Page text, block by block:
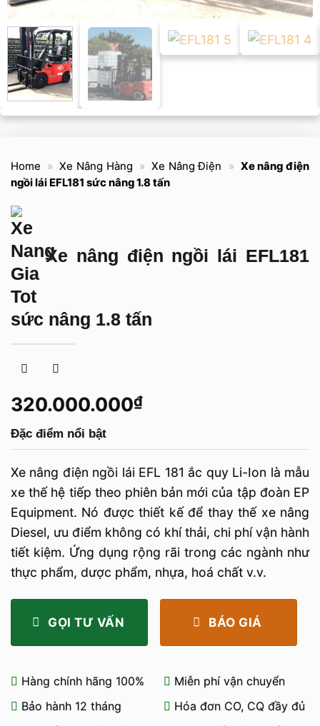
Home » Xe Nâng Hàng » Xe Nâng Điện » Xe nâng điện
ngồi lái EFL181 sức nâng 1.8 tấn
Xe nâng điện ngồi lái EFL181
sức nâng 1.8 tấn
320.000.000₫
Đặc điểm nổi bật
Xe nâng điện ngồi lái EFL 181 ắc quy Li-Ion là mẫu
xe thế hệ tiếp theo phiên bản mới của tập đoàn EP
Equipment. Nó được thiết kế để thay thế xe nâng
Diesel, ưu điểm không có khí thải, chi phí vận hành
tiết kiệm. Ứng dụng rộng rãi trong các ngành như
thực phẩm, dược phẩm, nhựa, hoá chất v.v.
GỌI TƯ VẤN BÁO GIÁ
Hàng chính hãng 100%
Miễn phí vận chuyển
Bảo hành 12 tháng
Hóa đơn CO, CQ đầy đủ